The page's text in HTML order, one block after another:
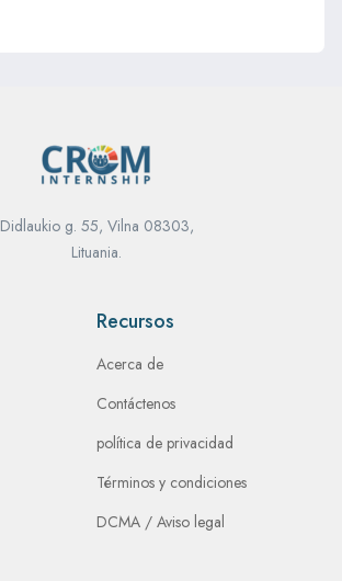
Didlaukio g. 55, Vilna 08303,
Lituania.
Recursos
Acerca de
Contáctenos
política de privacidad
Términos y condiciones
DCMA / Aviso legal